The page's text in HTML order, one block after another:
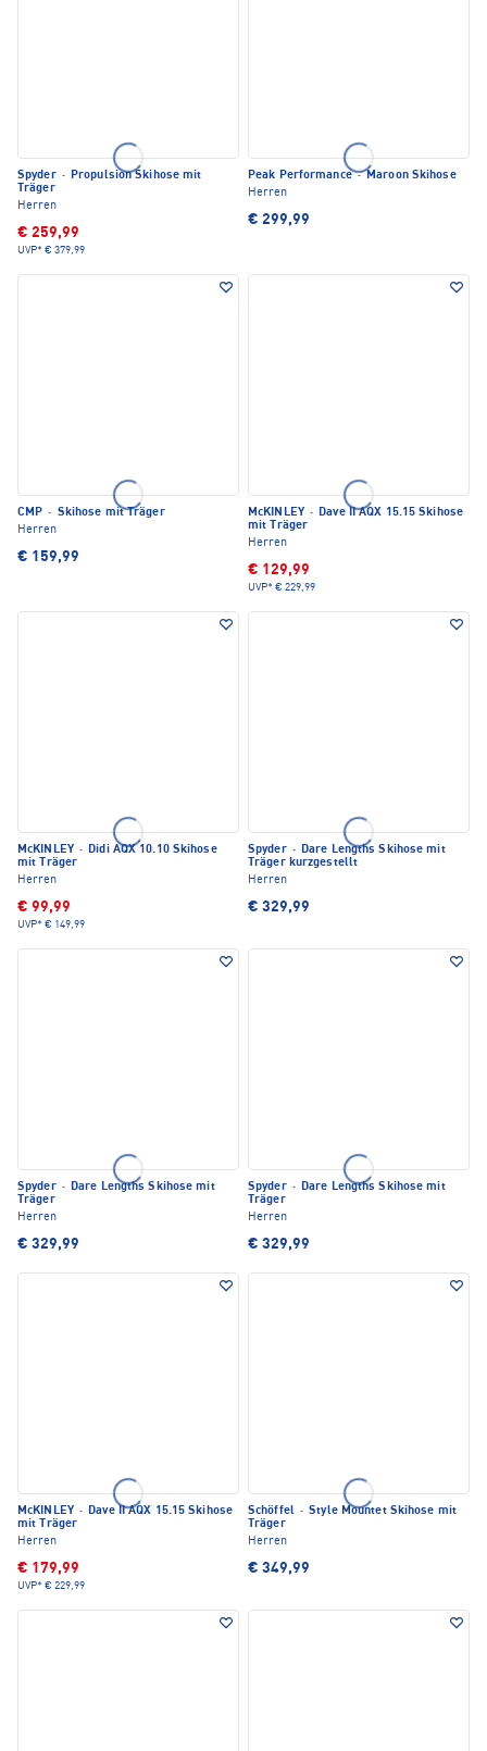
Spyder · Propulsion Skihose mit
Träger
Herren
€ 259,99
UVP* € 379,99
Peak Performance·Maroon Skihose
Herren
€ 299,99
CMP · Skihose mit Träger
Herren
€ 159,99
McKINLEY · Dave II AQX 15.15 Skihose
mit Träger
Herren
€ 129,99
UVP* € 229,99
McKINLEY · Didi AQX 10.10 Skihose
mit Träger
Herren
€ 99,99
UVP* € 149,99
Spyder · Dare Lengths Skihose mit
Träger kurzgestellt
Herren
€ 329,99
Spyder · Dare Lengths Skihose mit
Träger
Herren
€ 329,99
Spyder · Dare Lengths Skihose mit
Träger
Herren
€ 329,99
McKINLEY · Dave II AQX 15.15 Skihose
mit Träger
Herren
€ 179,99
UVP* € 229,99
Schöffel · Style Mountet Skihose mit
Träger
Herren
€ 349,99